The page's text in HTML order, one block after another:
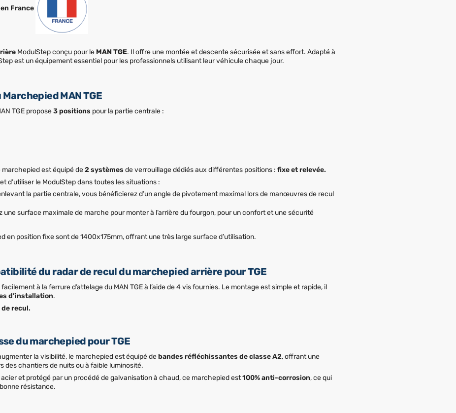
France
ModulStep conçu pour le MAN TGE. Il offre une montée et descente sécurisée et sans effort. Adapté à
est un équipement essentiel pour les professionnels utilisant leur véhicule chaque jour.
MAN TGE
TGE propose3 positions pour la partie centrale :
est équipé de2 systèmes de verrouillage dédiés aux différentes positions : fixe et relevée.
d’utiliser le ModulStep dans toutes les situations :
la partie centrale, vous bénéficierez d’un angle de pivotement maximal lors de manœuvres de recul
une surface maximale de marche pour monter à l’arrière du fourgon, pour un confort et une sécurité
en position fixe sont de 1400x175mm, offrant une très large surface d’utilisation.
du radar de recul du marchepied arrière pour TGE
à la ferrure d’attelage du MAN TGE à l’aide de 4 vis fournies. Le montage est simple et rapide, il
d’installation.
recul.
du marchepied pour TGE
la visibilité, le marchepied est équipé debandes réfléchissantes de classe A2, offrant une
des chantiers de nuits ou à faible luminosité.
et protégé par un procédé de galvanisation à chaud, ce marchepied est100% anti-corrosion, ce qui
résistance.